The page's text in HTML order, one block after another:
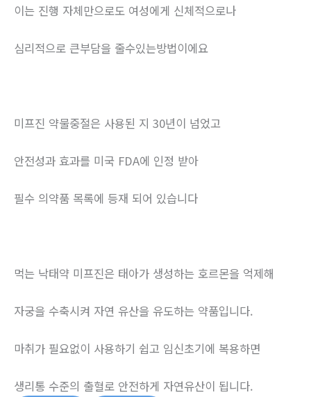
이는 진행 자체만으로도 여성에게 신체적으로나
심리적으로 큰부담을 줄수있는방법이에요
미프진 약물중절은 사용된 지 30년이 넘었고
안전성과 효과를 미국 FDA에 인정 받아
필수 의약품 목록에 등재 되어 있습니다
먹는 낙태약 미프진은 태아가 생성하는 호르몬을 억제해
자궁을 수축시켜 자연 유산을 유도하는 약품입니다.
마취가 필요없이 사용하기 쉽고 임신초기에 복용하면
생리통 수준의 출혈로 안전하게 자연유산이 됩니다.